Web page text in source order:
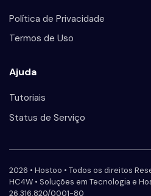
Política de Privacidade
Termos de Uso
Ajuda
Tutoriais
Status de Serviço
2026 • Hostoo • Todos os direitos
HC4W • Soluções em Tecnologia e
26.316.820/0001-80